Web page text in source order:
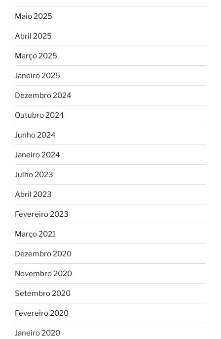
Maio 2025
Abril 2025
Março 2025
Janeiro 2025
Dezembro 2024
Outubro 2024
Junho 2024
Janeiro 2024
Julho 2023
Abril 2023
Fevereiro 2023
Março 2021
Dezembro 2020
Novembro 2020
Setembro 2020
Fevereiro 2020
Janeiro 2020